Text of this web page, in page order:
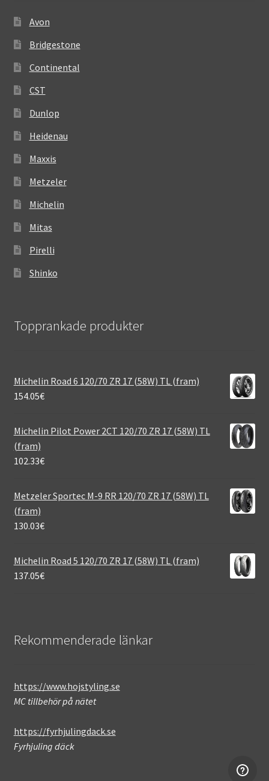
Avon
Bridgestone
Continental
CST
Dunlop
Heidenau
Maxxis
Metzeler
Michelin
Mitas
Pirelli
Shinko
Topprankade produkter
Michelin Road 6 120/70 ZR 17 (58W) TL (fram)
154.05€
Michelin Pilot Power 2CT 120/70 ZR 17 (58W) TL
(fram)
102.33€
Metzeler Sportec M-9 RR 120/70 ZR 17 (58W) TL
(fram)
130.03€
Michelin Road 5 120/70 ZR 17 (58W) TL (fram)
137.05€
Rekommenderade länkar
https://www.hojstyling.se
MC tillbehör på nätet
https://fyrhjulingdack.se
Fyrhjuling däck